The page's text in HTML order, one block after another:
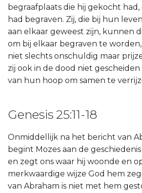
begraafplaats die hij gekocht had,
had begraven. Zij, die bij hun
aan elkaar geweest zijn, kunnen
om bij elkaar begraven te worden,
niet slechts onschuldig maar
zij ook in de dood niet
van hun hoop om samen te
Genesis 25:11-18
Onmiddellijk na het bericht van
begint Mozes aan de geschiedenis
en zegt ons waar hij woonde en
merkwaardige wijze God hem
van Abraham is niet met hem